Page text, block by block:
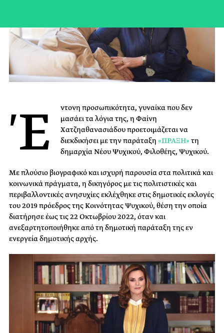
Έ
ντονη προσωπικότητα, γυναίκα που δεν
μασάει τα λόγια της, η Φαίνη
Χατζηαθανασιάδου προετοιμάζεται να
διεκδικήσει με την παράταξη «ΠΡΑΞΗ» τη
δημαρχία Νέου Ψυχικού, Φιλοθέης, Ψυχικού.
Με πλούσιο βιογραφικό και ισχυρή παρουσία στα πολιτικά και
κοινωνικά πράγματα, η δικηγόρος με τις πολιτιστικές και
περιβαλλοντικές ανησυχίες εκλέχθηκε στις δημοτικές εκλογές
του 2019 πρόεδρος της Κοινότητας Ψυχικού, θέση την οποία
διατήρησε έως τις 22 Οκτωβρίου 2022, όταν και
ανεξαρτητοποιήθηκε από τη δημοτική παράταξη της εν
ενεργεία δημοτικής αρχής.